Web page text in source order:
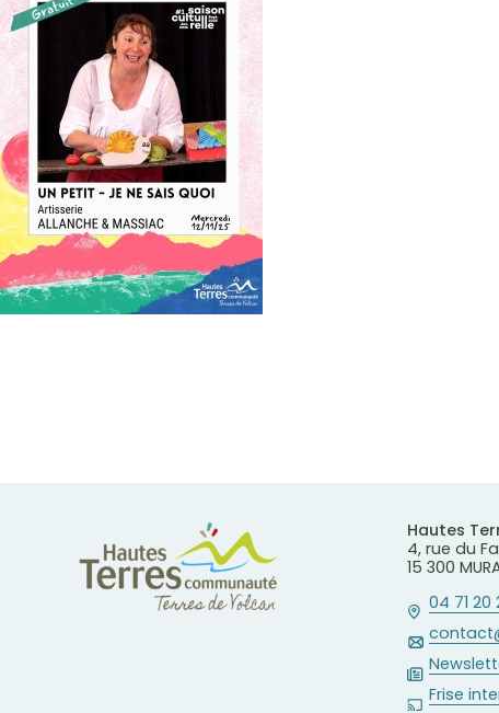
Hautes
4, rue du
15 300
04 71 20
Frise